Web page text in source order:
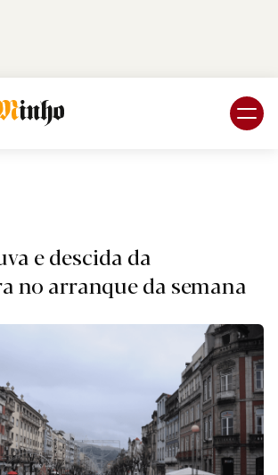
e descida da
no arranque da semana